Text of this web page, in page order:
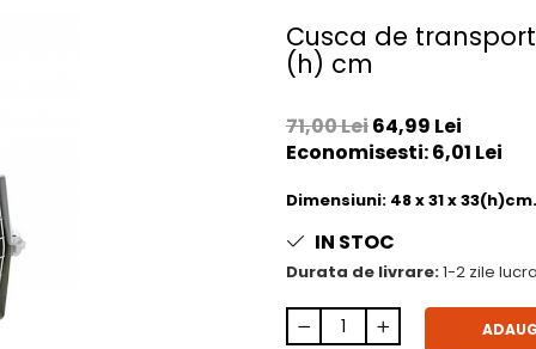
Cusca de transport
(h) cm
71,00 Lei64,99 Lei
Economisesti:6,01 Lei
Dimensiuni: 48 x 31 x 33(h)cm.
IN STOC
Durata de livrare:1-2 zile